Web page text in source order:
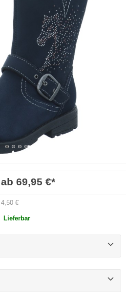
ab 69,95 €*
4,50 €
Lieferbar